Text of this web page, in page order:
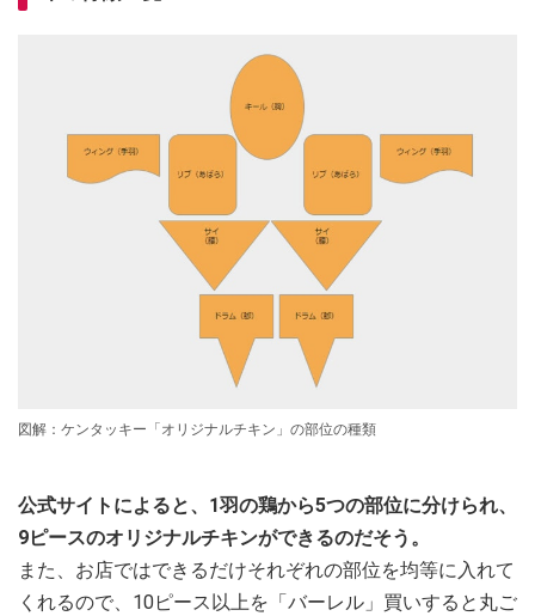
図解：ケンタッキー「オリジナルチキン」の部位の種類
公式サイトによると、1羽の鶏から5つの部位に分けられ、
9ピースのオリジナルチキンができるのだそう。
また、お店ではできるだけそれぞれの部位を均等に入れて
くれるので、10ピース以上を「バーレル」買いすると丸ご